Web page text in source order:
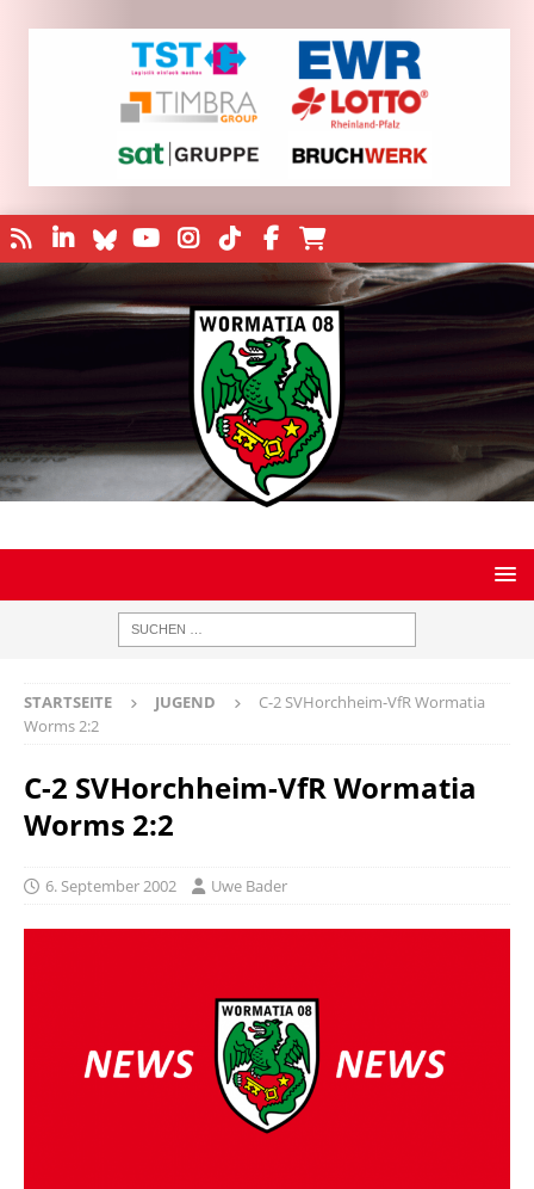
STARTSEITE JUGEND
C-2 SVHorchheim-VfR Wormatia
Worms 2:2
C-2 SVHorchheim-VfR Wormatia
Worms 2:2
6. September 2002 Uwe Bader